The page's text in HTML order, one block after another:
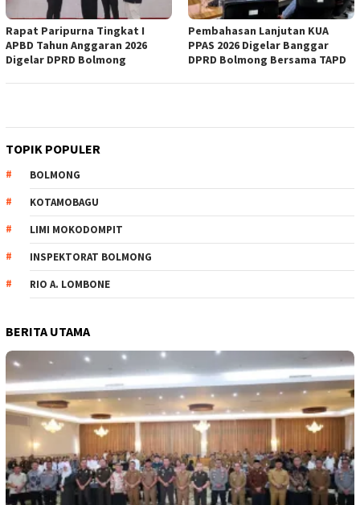
Rapat Paripurna Tingkat I
APBD Tahun Anggaran 2026
Digelar DPRD Bolmong
Pembahasan Lanjutan KUA
PPAS 2026 Digelar Banggar
DPRD Bolmong Bersama TAPD
TOPIK POPULER
BOLMONG
KOTAMOBAGU
LIMI MOKODOMPIT
INSPEKTORAT BOLMONG
RIO A. LOMBONE
BERITA UTAMA